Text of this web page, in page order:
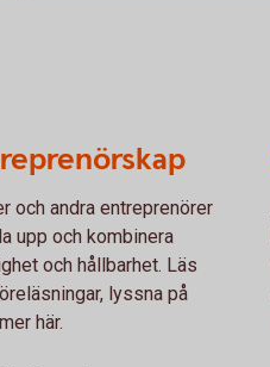
och andra entreprenörer
upp och kombinera
och hållbarhet. Läs
lyssna på
här.